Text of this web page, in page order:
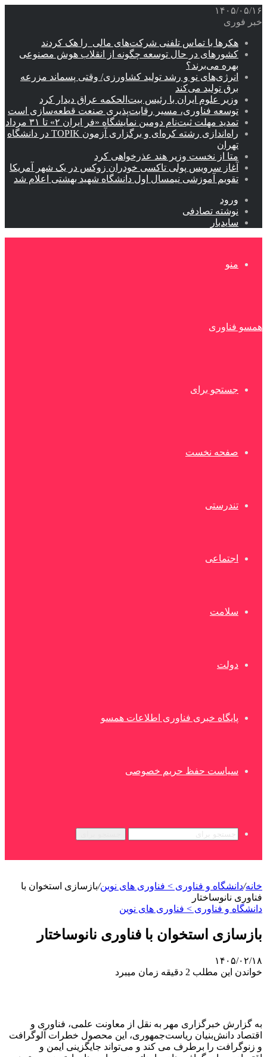
۱۴۰۵/۰۵/۱۶
خبر فوری
هکرها با تماس تلفنی شرکت‌های مالی را هک کردند
کشورهای در حال توسعه چگونه از انقلاب هوش مصنوعی
بهره می‌برند؟
انرژی‌های نو و رشد تولید کشاورزی/ وقتی پسماند مزرعه‌
برق تولید می‌کند
وزیر علوم ایران با رئیس بیت‌الحکمه عراق دیدار کرد
توسعه فناوری، مسیر رقابت‌پذیری صنعت قطعه‌سازی است
تمدید مهلت ثبت‌نام دومین نمایشگاه «فر ایران ۲» تا ۳۱ مرداد
راه‌اندازی رشته کره‌ای و برگزاری آزمون TOPIK در دانشگاه
تهران
متا از نخست وزیر هند عذرخواهی کرد
آغاز سرویس پولی تاکسی خودران زوکس در یک شهر آمریکا
تقویم آموزشی نیمسال اول دانشگاه شهید بهشتی اعلام شد
ورود
نوشته تصادفی
سایدبار
منو
همسو فناوری
جستجو برای
صفحه نخست
تندرستی
اجتماعی
سلامت
دولت
پایگاه خبری فناوری اطلاعات همسو
سیاست حفظ حریم خصوصی
خانه/دانشگاه و فناوری > فناوری های نوین/بازسازی استخوان با
فناوری نانوساختار
دانشگاه و فناوری > فناوری های نوین
بازسازی استخوان با فناوری نانوساختار
۱۴۰۵/۰۲/۱۸
خواندن این مطلب 2 دقیقه زمان میبرد
به گزارش خبرگزاری مهر به نقل از معاونت علمی، فناوری و
اقتصاد دانش‌بنیان ریاست‌جمهوری، این محصول خطرات آلوگرافت
و زنوگرافت را برطرف می‌ کند و می‌تواند جایگزینی ایمن و